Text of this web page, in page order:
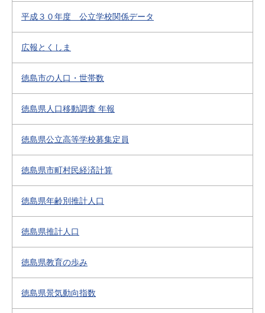
平成３０年度 公立学校関係データ
広報とくしま
徳島市の人口・世帯数
徳島県人口移動調査 年報
徳島県公立高等学校募集定員
徳島県市町村民経済計算
徳島県年齢別推計人口
徳島県推計人口
徳島県教育の歩み
徳島県景気動向指数